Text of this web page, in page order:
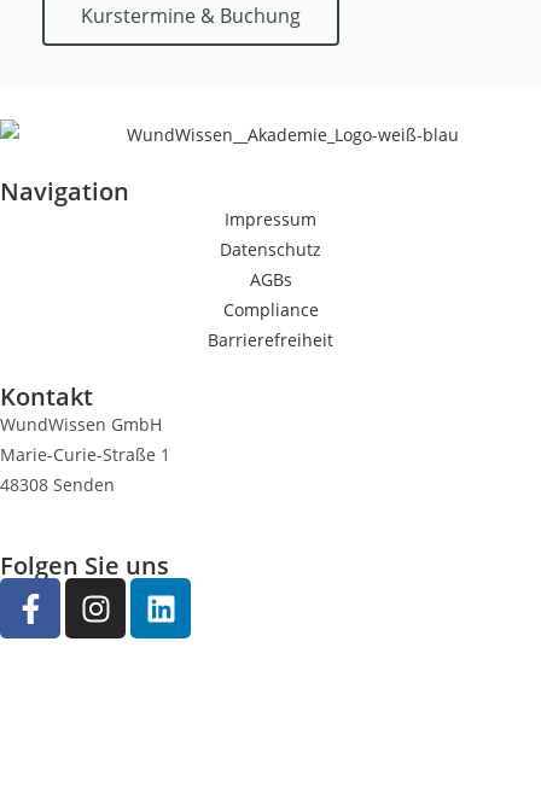
Kurstermine & Buchung
Navigation
Impressum
Datenschutz
AGBs
Compliance
Barrierefreiheit
Kontakt
WundWissen GmbH
Marie-Curie-Straße 1
48308 Senden
Folgen Sie uns